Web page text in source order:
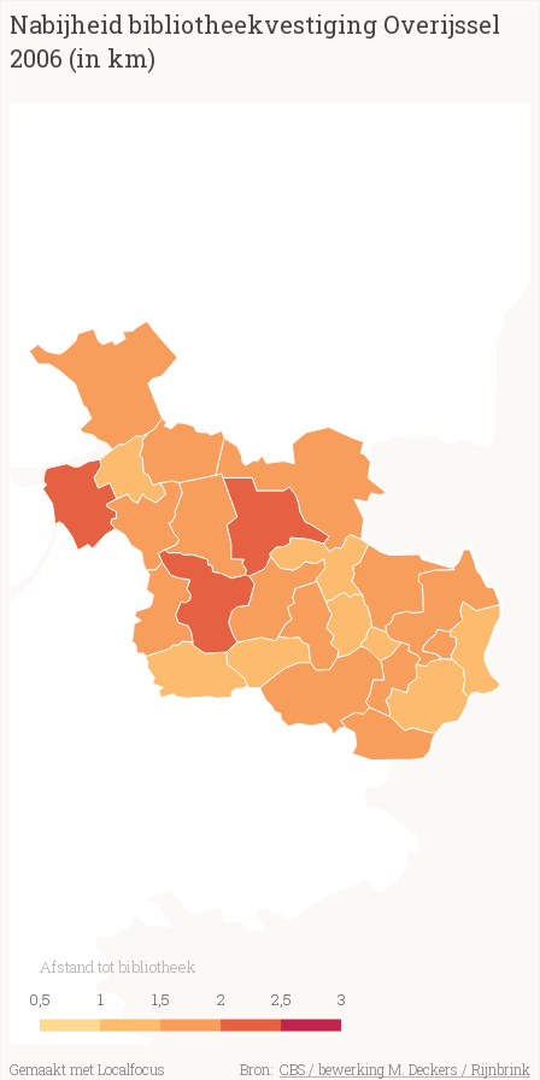
Nabijheid bibliotheekvestiging Overijssel
2006 (in km)
Afstand tot bibliotheek
0,5
1 1,5 2 2,5 3
Bron: CBS / bewerking M. Deckers / Rijnbrink
Gemaakt met Localfocus